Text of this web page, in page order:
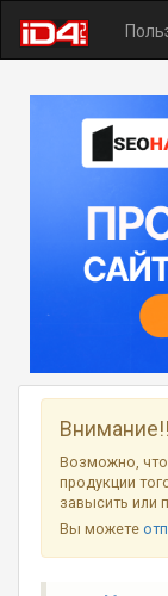
Возможно,
продукции
завысить или
Вы можете